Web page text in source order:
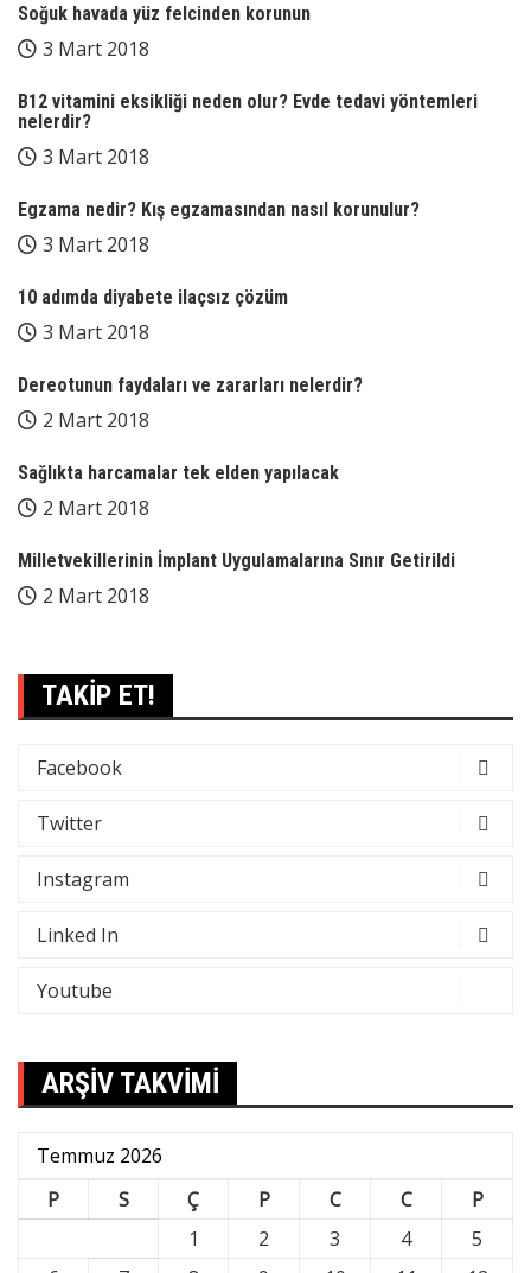
Soğuk havada yüz felcinden korunun
3 Mart 2018
B12 vitamini eksikliği neden olur? Evde tedavi yöntemleri
nelerdir?
3 Mart 2018
Egzama nedir? Kış egzamasından nasıl korunulur?
3 Mart 2018
10 adımda diyabete ilaçsız çözüm
3 Mart 2018
Dereotunun faydaları ve zararları nelerdir?
2 Mart 2018
Sağlıkta harcamalar tek elden yapılacak
2 Mart 2018
Milletvekillerinin İmplant Uygulamalarına Sınır Getirildi
2 Mart 2018
TAKİP ET!
Facebook
Twitter
Instagram
Linked In
Youtube
ARŞİV TAKVİMİ
Temmuz 2026
P
S Ç P C C
P
1
2 3 4
5